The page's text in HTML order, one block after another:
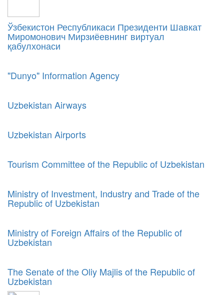
Ўзбекистон Республикаси Президенти Шавкат
Миромонович Мирзиёевнинг виртуал
қабулхонаси
"Dunyo" Information Agency
Uzbekistan Airways
Uzbekistan Airports
Tourism Committee of the Republic of Uzbekistan
Ministry of Investment, Industry and Trade of the
Republic of Uzbekistan
Ministry of Foreign Affairs of the Republic of
Uzbekistan
The Senate of the Oliy Majlis of the Republic of
Uzbekistan